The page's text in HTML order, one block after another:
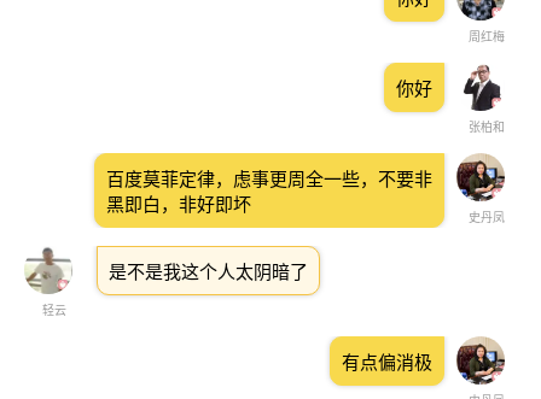
周红梅
张柏和
你好
史丹凤
百度莫菲定律，虑事更周全一些，不要非
黑即白，非好即坏
轻云
是不是我这个人太阴暗了
有点偏消极